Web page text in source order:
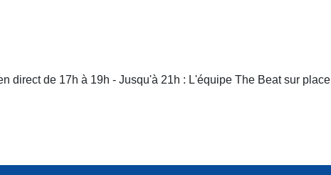
direct de 17h à 19h - Jusqu'à 21h : L'équipe The Beat sur place